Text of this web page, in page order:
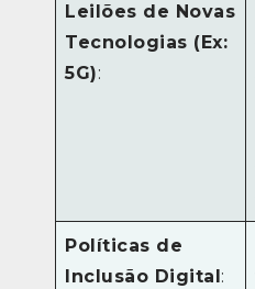
Leilões de Novas
Tecnologias (Ex:
5G):
Políticas de
Inclusão Digital: